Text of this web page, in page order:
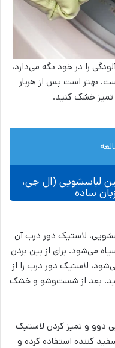
را در خود نگه می‌دارد،
بهتر است پس از هربار
تمیز خشک کنید.
لباسشویی (ال جی،
ساده
لاستیک دور درب آن
می‌شود. برای از بین بردن
لاستیک دور درب را از
بعد از شست‌وشو و خشک
دوو و تمیز کردن لاستیک
کننده استفاده کرده و